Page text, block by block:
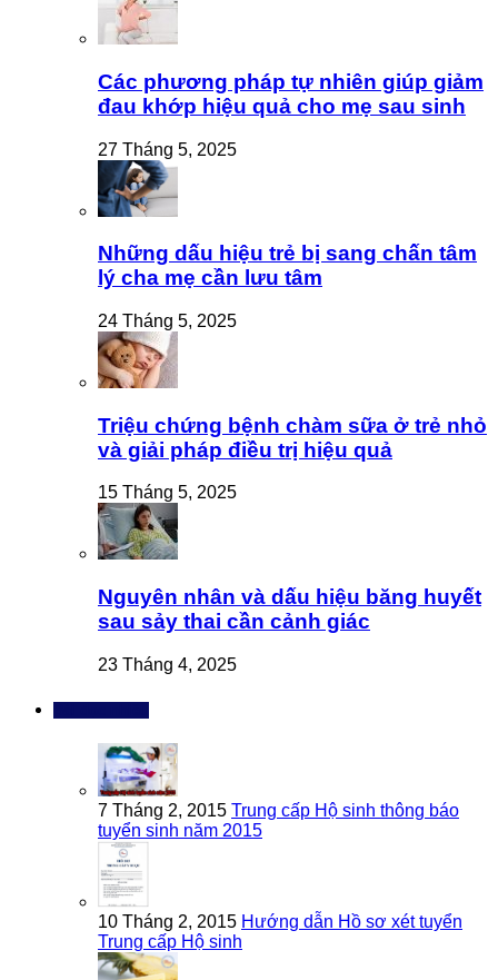
Các phương pháp tự nhiên giúp giảm
đau khớp hiệu quả cho mẹ sau sinh
27 Tháng 5, 2025
Những dấu hiệu trẻ bị sang chấn tâm
lý cha mẹ cần lưu tâm
24 Tháng 5, 2025
Triệu chứng bệnh chàm sữa ở trẻ nhỏ
và giải pháp điều trị hiệu quả
15 Tháng 5, 2025
Nguyên nhân và dấu hiệu băng huyết
sau sảy thai cần cảnh giác
23 Tháng 4, 2025
7 Tháng 2, 2015 Trung cấp Hộ sinh thông báo
tuyển sinh năm 2015
10 Tháng 2, 2015 Hướng dẫn Hồ sơ xét tuyển
Trung cấp Hộ sinh